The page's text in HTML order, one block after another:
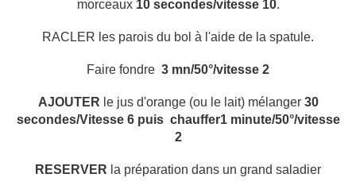
morceaux 10 secondes/vitesse 10.
RACLER les parois du bol à l'aide de la spatule.
Faire fondre 3 mn/50°/vitesse 2
AJOUTER le jus d'orange (ou le lait) mélanger30
secondes/Vitesse 6 puis chauffer1 minute/50°/vitesse
2
RESERVER la préparation dans un grand saladier